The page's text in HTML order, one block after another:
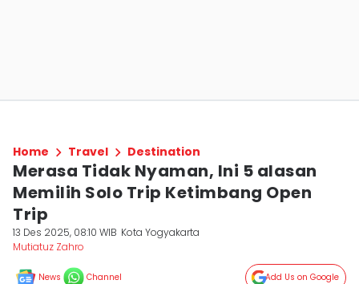
Home Travel Destination
Merasa Tidak Nyaman, Ini 5 alasan
Memilih Solo Trip Ketimbang Open
Trip
13 Des 2025, 08:10 WIB Kota Yogyakarta
Mutiatuz Zahro
News Channel Add Us on Google